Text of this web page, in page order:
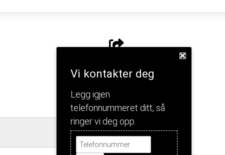
Vi kontakter deg
Legg igjen
telefonnummeret ditt, så
ringer vi deg opp.
Jeg forstår!